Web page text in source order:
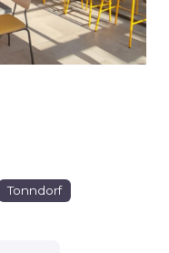
Tonndorf